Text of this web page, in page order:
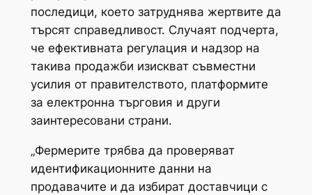
последици, което затруднява жертвите да
търсят справедливост. Случаят подчерта,
че ефективната регулация и надзор на
такива продажби изискват съвместни
усилия от правителството, платформите
за електронна търговия и други
заинтересовани страни.
„Фермерите трябва да проверяват
идентификационните данни на
продавачите и да избират доставчици с